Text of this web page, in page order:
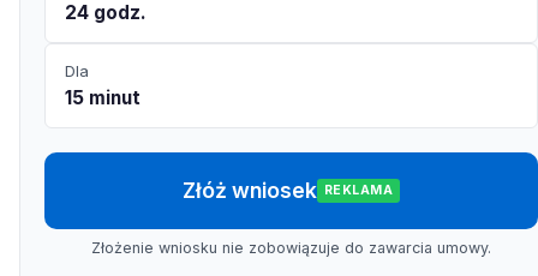
24 godz.
Dla
15 minut
Złóż wniosek REKLAMA
Złożenie wniosku nie zobowiązuje do zawarcia umowy.